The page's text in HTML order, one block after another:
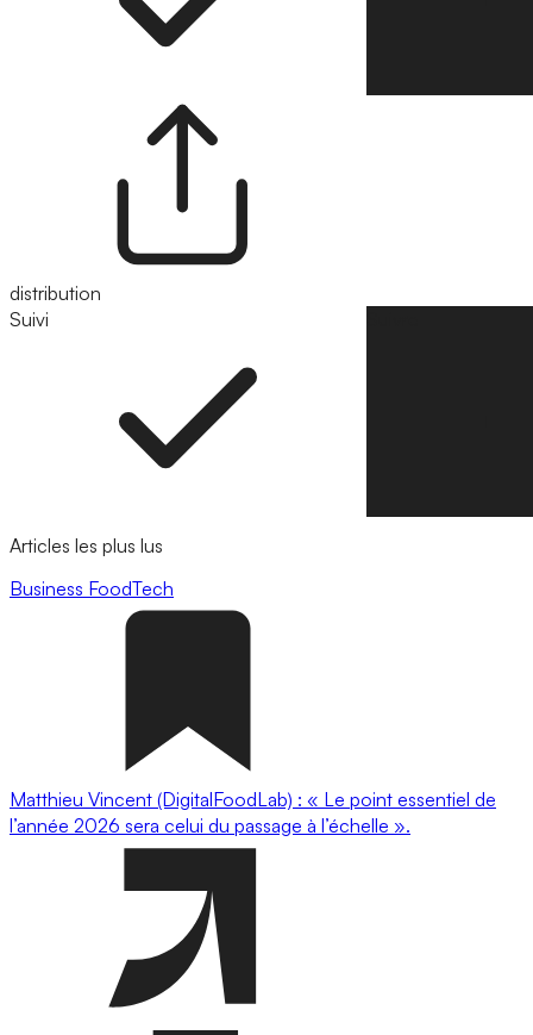
distribution
Suivi
Articles les plus lus
Business FoodTech
Matthieu Vincent (DigitalFoodLab) : « Le point essentiel de
l’année 2026 sera celui du passage à l’échelle ».